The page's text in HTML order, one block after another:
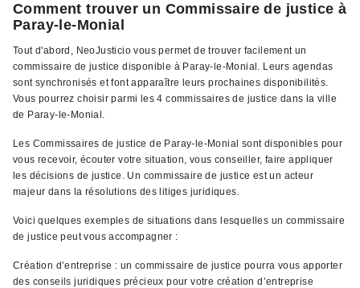
Comment trouver un Commissaire de justice à
Paray-le-Monial
Tout d'abord, NeoJusticio vous permet de trouver facilement un
commissaire de justice disponible à Paray-le-Monial. Leurs agendas
sont synchronisés et font apparaître leurs prochaines disponibilités.
Vous pourrez choisir parmi les 4 commissaires de justice dans la ville
de Paray-le-Monial.
Les Commissaires de justice de Paray-le-Monial sont disponibles pour
vous recevoir, écouter votre situation, vous conseiller, faire appliquer
les décisions de justice. Un commissaire de justice est un acteur
majeur dans la résolutions des litiges juridiques.
Voici quelques exemples de situations dans lesquelles un commissaire
de justice peut vous accompagner :
Création d’entreprise : un commissaire de justice pourra vous apporter
des conseils juridiques précieux pour votre création d’entreprise